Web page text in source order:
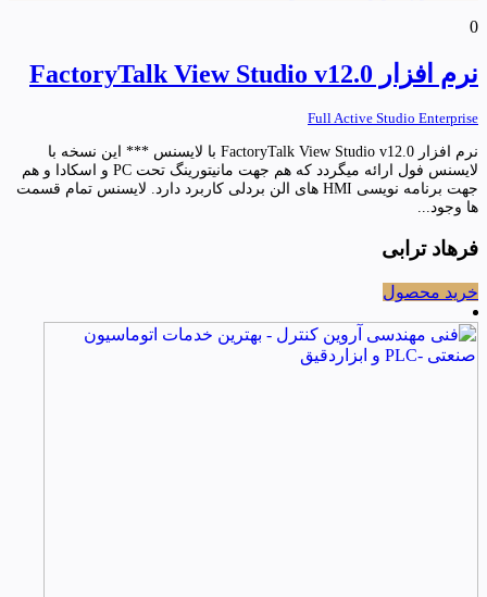
0
نرم افزار FactoryTalk View Studio v12.0
Full Active Studio Enterprise
نرم افزار FactoryTalk View Studio v12.0 با لایسنس *** این نسخه با
لایسنس فول ارائه میگردد که هم جهت مانیتورینگ تحت PC و اسکادا و هم
جهت برنامه نویسی HMI های الن بردلی کاربرد دارد. لایسنس تمام قسمت
ها وجود...
فرهاد ترابی
خرید محصول